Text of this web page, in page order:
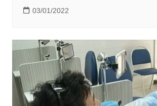
03/01/2022